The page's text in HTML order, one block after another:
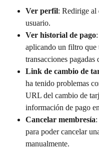
Ver perfil: Redirige al
usuario.
Ver historial de pago
aplicando un filtro que
transacciones pagadas
Link de cambio de
ha tenido problemas
URL del cambio de
información de pago
Cancelar membresía
para poder cancelar
manualmente.